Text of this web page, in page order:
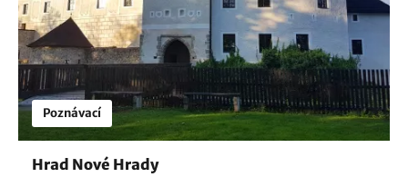
Poznávací
Hrad Nové Hrady